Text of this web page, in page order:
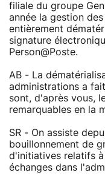
filiale du groupe
année la gestion
entièrement
signature
Person@Poste.
AB - La
administrations a
sont, d'après vous,
remarquables en la
SR - On assiste
bouillonnement de
d'initiatives relatifs
échanges dans